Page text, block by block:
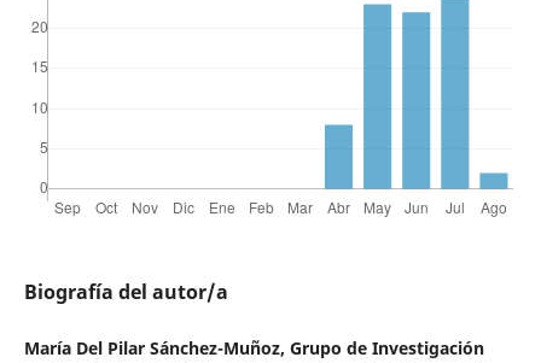
Biografía del autor/a
María Del Pilar Sánchez-Muñoz, Grupo de Investigación